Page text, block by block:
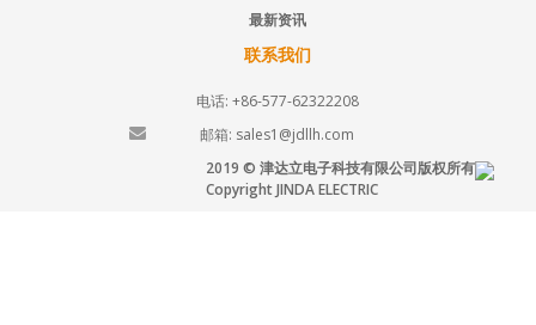
最新资讯
联系我们
电话: +86-577-62322208
邮箱: sales1@jdllh.com
2019 © 津达立电子科技有限公司版权所有
Copyright JINDA ELECTRIC